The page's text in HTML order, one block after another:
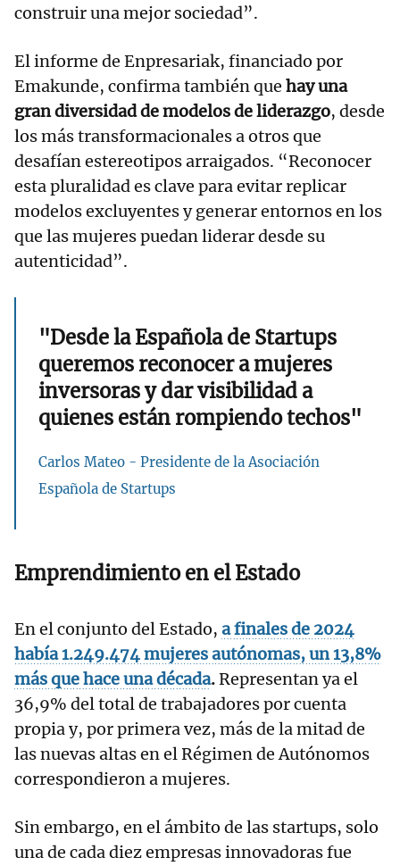
construir una mejor sociedad”.
El informe de Enpresariak, financiado por
Emakunde, confirma también que hay una
gran diversidad de modelos de liderazgo, desde
los más transformacionales a otros que
desafían estereotipos arraigados. “Reconocer
esta pluralidad es clave para evitar replicar
modelos excluyentes y generar entornos en los
que las mujeres puedan liderar desde su
autenticidad”.
"Desde la Española de Startups
queremos reconocer a mujeres
inversoras y dar visibilidad a
quienes están rompiendo techos"
Carlos Mateo - Presidente de la Asociación
Española de Startups
Emprendimiento en el Estado
En el conjunto del Estado, a finales de 2024
había 1.249.474 mujeres autónomas, un 13,8%
más que hace una década.Representan ya el
36,9% del total de trabajadores por cuenta
propia y, por primera vez, más de la mitad de
las nuevas altas en el Régimen de Autónomos
correspondieron a mujeres.
Sin embargo, en el ámbito de las startups, solo
una de cada diez empresas innovadoras fue